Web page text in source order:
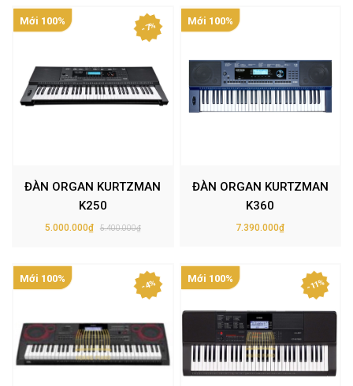
- 7%
Mới 100%
ĐÀN ORGAN KURTZMAN
K250
5.000.000₫ 5.400.000₫
Mới 100%
ĐÀN ORGAN KURTZMAN
K360
7.390.000₫
- 4%
Mới 100% - 11%
Mới 100%